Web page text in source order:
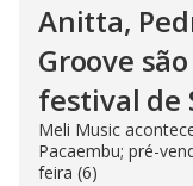
Anitta,
Groove
festival de
Meli Music
Pacaembu; pré-
feira (6)